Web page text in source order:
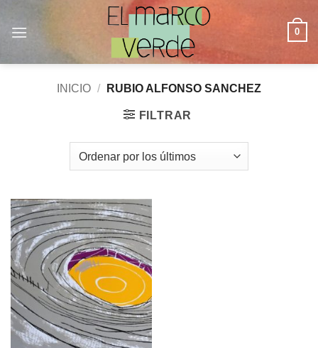
0
INICIO / RUBIO ALFONSO SANCHEZ
FILTRAR